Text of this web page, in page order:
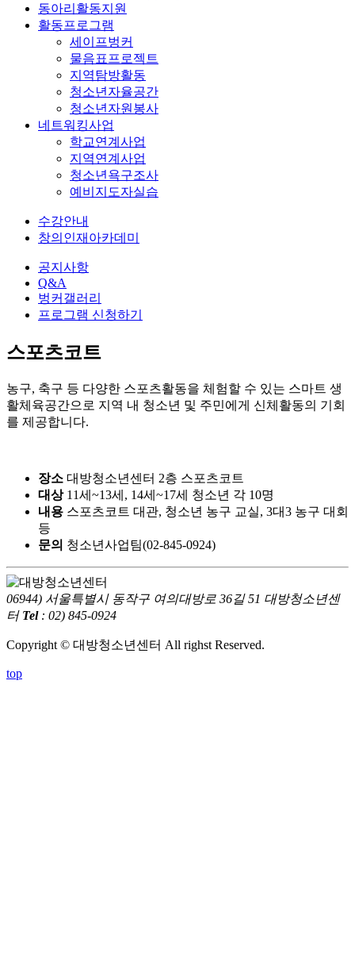
동아리활동지원
활동프로그램
세이프벙커
물음표프로젝트
지역탐방활동
청소년자율공간
청소년자원봉사
네트워킹사업
학교연계사업
지역연계사업
청소년욕구조사
예비지도자실습
수강안내
창의인재아카데미
공지사항
Q&A
벙커갤러리
프로그램 신청하기
스포츠코트
농구, 축구 등 다양한 스포츠활동을 체험할 수 있는 스마트 생
활체육공간으로 지역 내 청소년 및 주민에게 신체활동의 기회
를 제공합니다.
장소 대방청소년센터 2층 스포츠코트
대상 11세~13세, 14세~17세 청소년 각 10명
내용 스포츠코트 대관, 청소년 농구 교실, 3대3 농구 대회
등
문의 청소년사업팀(02-845-0924)
06944) 서울특별시 동작구 여의대방로 36길 51 대방청소년센
터 Tel : 02) 845-0924
Copyright © 대방청소년센터 All righst Reserved.
top